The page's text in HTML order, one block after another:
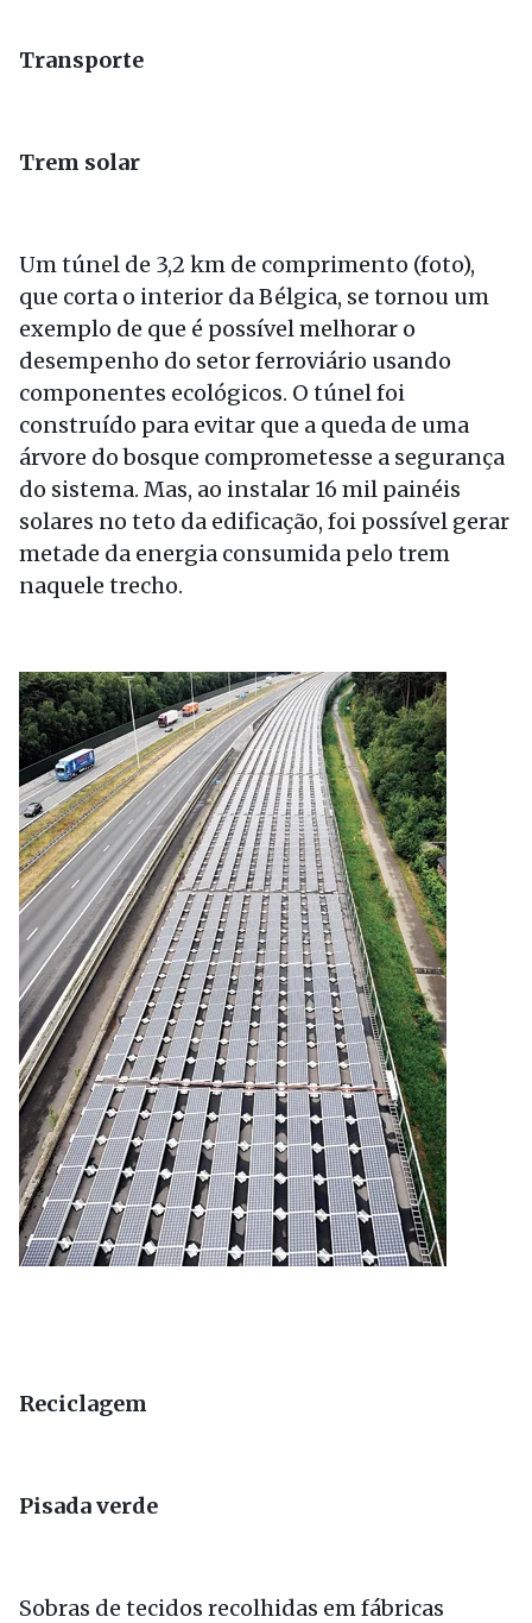
Transporte
Trem solar
Um túnel de 3,2 km de comprimento (foto),
que corta o interior da Bélgica, se tornou um
exemplo de que é possível melhorar o
desempenho do setor ferroviário usando
componentes ecológicos. O túnel foi
construído para evitar que a queda de uma
árvore do bosque comprometesse a segurança
do sistema. Mas, ao instalar 16 mil painéis
solares no teto da edificação, foi possível gerar
metade da energia consumida pelo trem
naquele trecho.
Reciclagem
Pisada verde
Sobras de tecidos recolhidas em fábricas